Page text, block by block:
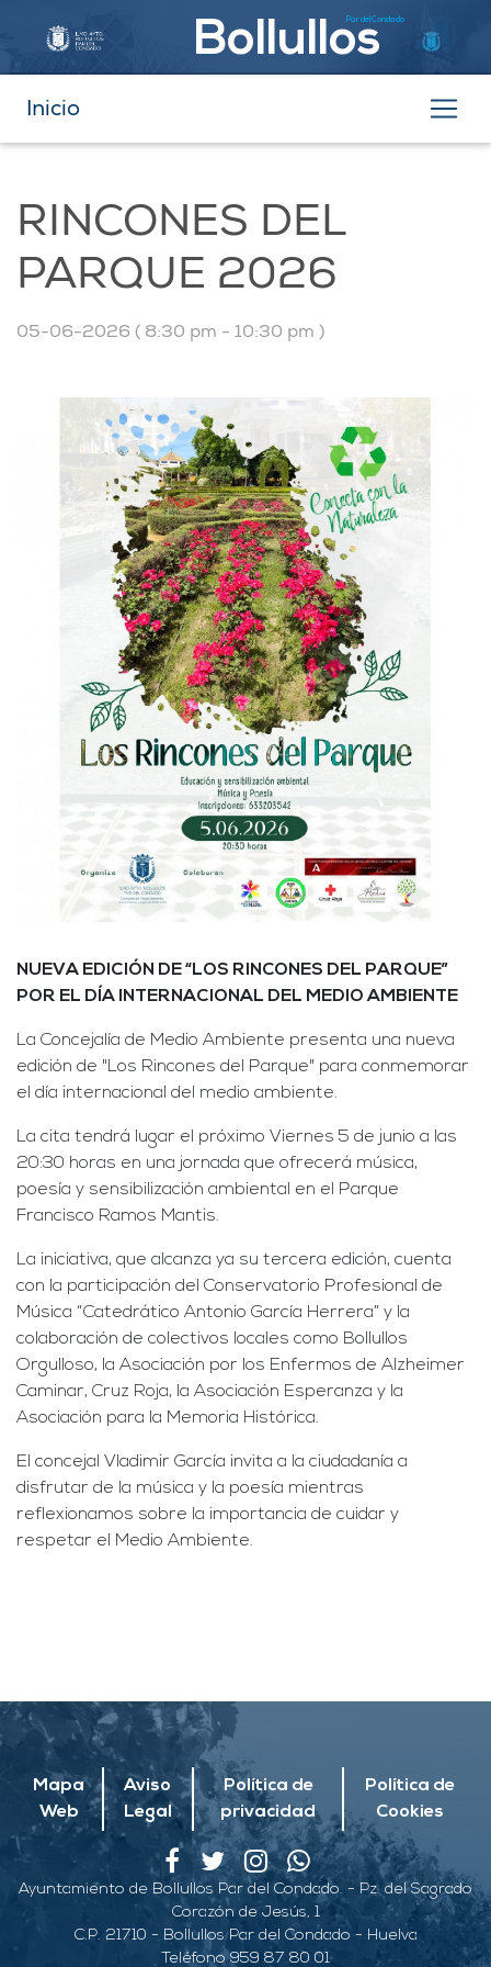
Par del Condado
Bollullos
Inicio
RINCONES DEL
PARQUE 2026
05-06-2026 ( 8:30 pm - 10:30 pm )
NUEVA EDICIÓN DE “LOS RINCONES DEL PARQUE”
POR EL DÍA INTERNACIONAL DEL MEDIO AMBIENTE
La Concejalía de Medio Ambiente presenta una nueva
edición de "Los Rincones del Parque" para conmemorar
el día internacional del medio ambiente.
La cita tendrá lugar el próximo Viernes 5 de junio a las
20:30 horas en una jornada que ofrecerá música,
poesía y sensibilización ambiental en el Parque
Francisco Ramos Mantis.
La iniciativa, que alcanza ya su tercera edición, cuenta
con la participación del Conservatorio Profesional de
Música “Catedrático Antonio García Herrera” y la
colaboración de colectivos locales como Bollullos
Orgulloso, la Asociación por los Enfermos de Alzheimer
Caminar, Cruz Roja, la Asociación Esperanza y la
Asociación para la Memoria Histórica.
El concejal Vladimir García invita a la ciudadanía a
disfrutar de la música y la poesía mientras
reflexionamos sobre la importancia de cuidar y
respetar el Medio Ambiente.
Mapa
Web
Aviso
Legal
Política de
privacidad
Política de
Cookies
Ayuntamiento de Bollullos Par del Condado. - Pz. del Sagrado
Corazón de Jesús, 1
C.P. 21710 - Bollullos Par del Condado - Huelva
Teléfono 959 87 80 01